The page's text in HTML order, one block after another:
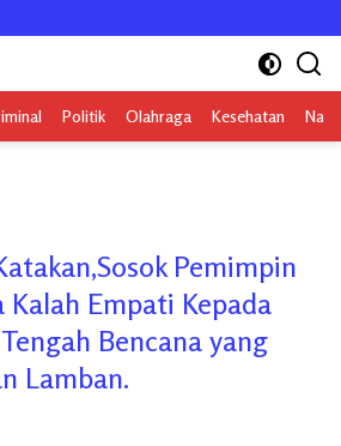
Politik Olahraga Kesehatan
Pemimpin
Kalah Empati Kepada
Bencana yang
Lamban.